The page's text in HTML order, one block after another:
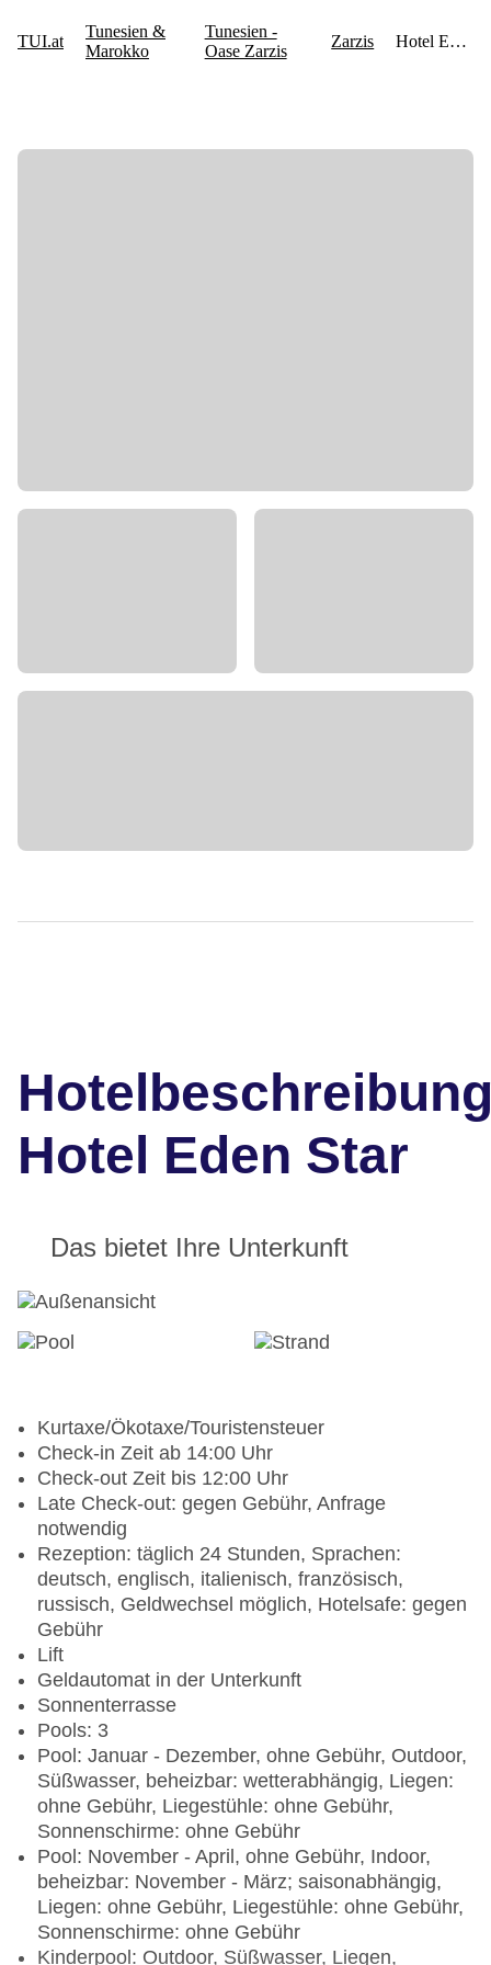
Hotel Eden Star
Das bietet Ihre Unterkunft
Kurtaxe/Ökotaxe/Touristensteuer
Check-in Zeit ab 14:00 Uhr
Check-out Zeit bis 12:00 Uhr
Late Check-out: gegen Gebühr, Anfrage
notwendig
Rezeption: täglich 24 Stunden, Sprachen:
deutsch, englisch, italienisch, französisch,
russisch, Geldwechsel möglich, Hotelsafe: gegen
Gebühr
Lift
Geldautomat in der Unterkunft
Sonnenterrasse
Pools: 3
Pool: Januar - Dezember, ohne Gebühr, Outdoor,
Süßwasser, beheizbar: wetterabhängig, Liegen:
ohne Gebühr, Liegestühle: ohne Gebühr,
Sonnenschirme: ohne Gebühr
Pool: November - April, ohne Gebühr, Indoor,
beheizbar: November - März; saisonabhängig,
Liegen: ohne Gebühr, Liegestühle: ohne Gebühr,
Sonnenschirme: ohne Gebühr
Kinderpool: Outdoor, Süßwasser, Liegen,